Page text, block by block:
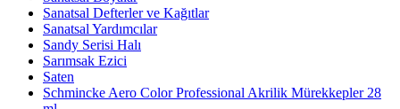
Sanatsal Defterler ve Kağıtlar
Sanatsal Yardımcılar
Sandy Serisi Halı
Sarımsak Ezici
Saten
Schmincke Aero Color Professional Akrilik Mürekkepler 28